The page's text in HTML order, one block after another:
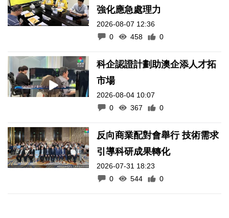
強化應急處理力
2026-08-07 12:36
0
458 0
科企認證計劃助澳企添人才拓
市場
2026-08-04 10:07
0
367 0
反向商業配對會舉行 技術需求
引導科研成果轉化
2026-07-31 18:23
0
544 0